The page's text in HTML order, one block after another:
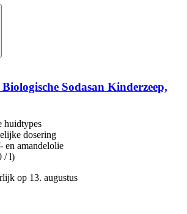
Biologische Sodasan Kinderzeep,
huidtypes
dosering
en amandelolie
/ l)
op 13. augustus